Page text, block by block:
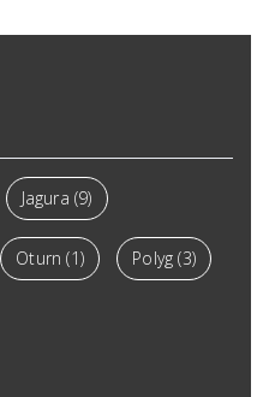
Jagura (9)
Oturn (1) Polyg (3)